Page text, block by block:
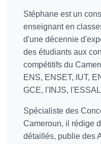
Stéphane est un
enseignant en
d'une décennie
des étudiants aux
compétitifs du
ENS, ENSET, IUT,
GCE, l'INJS,
Spécialiste des
Cameroun, il rédige
détaillés, publie des